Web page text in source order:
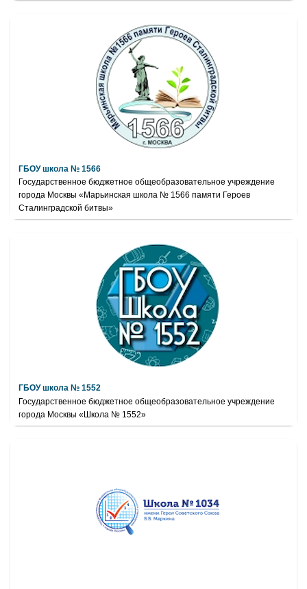
ГБОУ школа № 1566
Государственное бюджетное общеобразовательное учреждение
города Москвы «Марьинская школа № 1566 памяти Героев
Сталинградской битвы»
ГБОУ школа № 1552
Государственное бюджетное общеобразовательное учреждение
города Москвы «Школа № 1552»